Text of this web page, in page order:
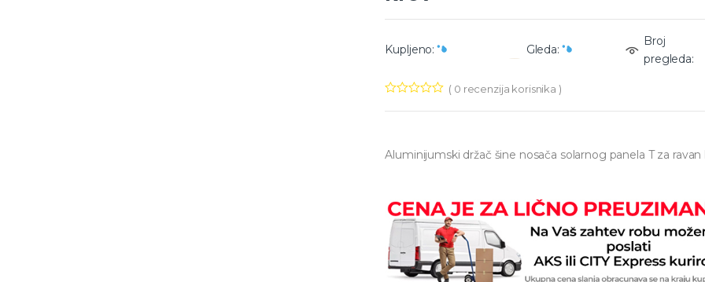
Kupljeno: Gleda:
Broj
pregleda:
( 0 recenzija korisnika )
Aluminijumski držač šine nosača solarnog panela T za ravan